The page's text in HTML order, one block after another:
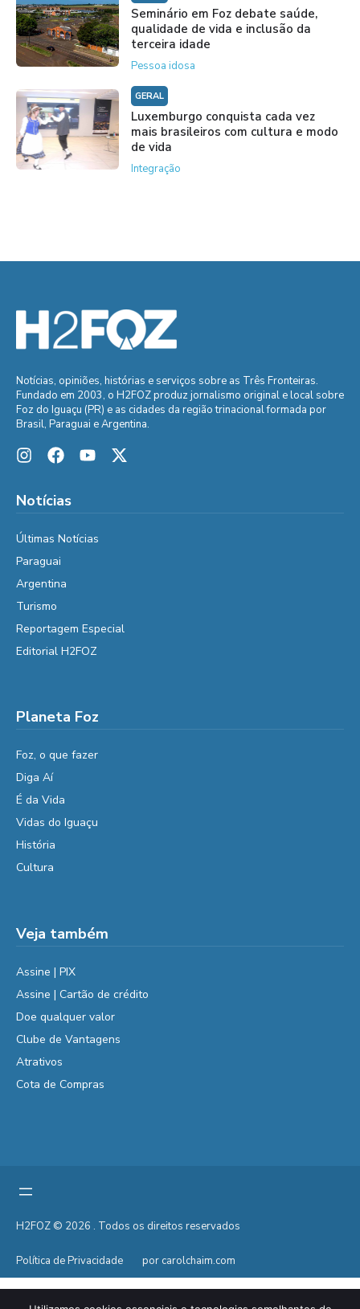
Seminário em Foz debate saúde,
qualidade de vida e inclusão da
terceira idade
Pessoa idosa
GERAL
Luxemburgo conquista cada vez
mais brasileiros com cultura e modo
de vida
Integração
Notícias, opiniões, histórias e serviços sobre as Três Fronteiras.
Fundado em 2003, o H2FOZ produz jornalismo original e local sobre
Foz do Iguaçu (PR) e as cidades da região trinacional formada por
Brasil, Paraguai e Argentina.
Notícias
Últimas Notícias
Paraguai
Argentina
Turismo
Reportagem Especial
Editorial H2FOZ
Planeta Foz
Foz, o que fazer
Diga Aí
É da Vida
Vidas do Iguaçu
História
Cultura
Veja também
Assine | PIX
Assine | Cartão de crédito
Doe qualquer valor
Clube de Vantagens
Atrativos
Cota de Compras
H2FOZ © 2026 . Todos os direitos reservados
Política de Privacidade por carolchaim.com